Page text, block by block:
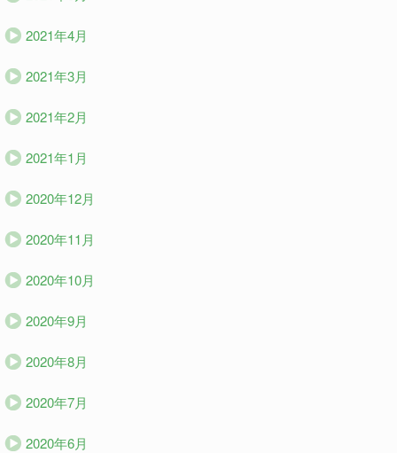
2021年4月
2021年3月
2021年2月
2021年1月
2020年12月
2020年11月
2020年10月
2020年9月
2020年8月
2020年7月
2020年6月